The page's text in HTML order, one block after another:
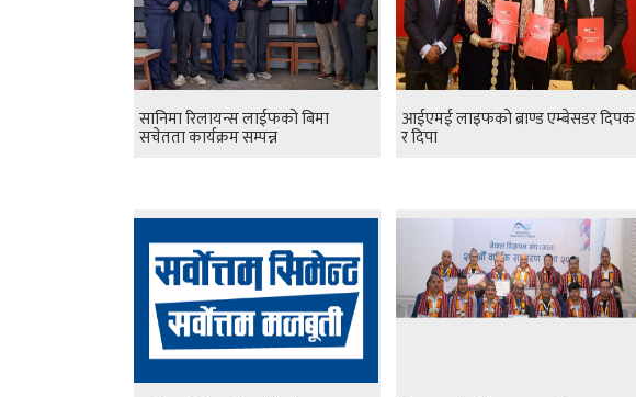
सानिमा रिलायन्स लाईफको बिमा
सचेतता कार्यक्रम सम्पन्न
आईएमई लाइफको ब्राण्ड एम्बेसडर दिपक
र दिपा